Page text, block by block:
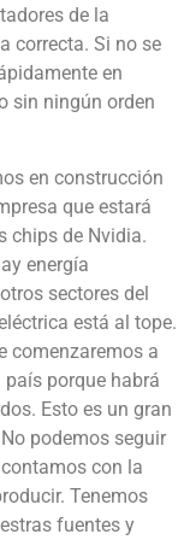
de la
correcta. Si no se
en
sin ningún orden
en construcción
que estará
chips de Nvidia.
energía
sectores del
está al tope.
comenzaremos a
porque habrá
Esto es un gran
podemos seguir
con la
Tenemos
fuentes y